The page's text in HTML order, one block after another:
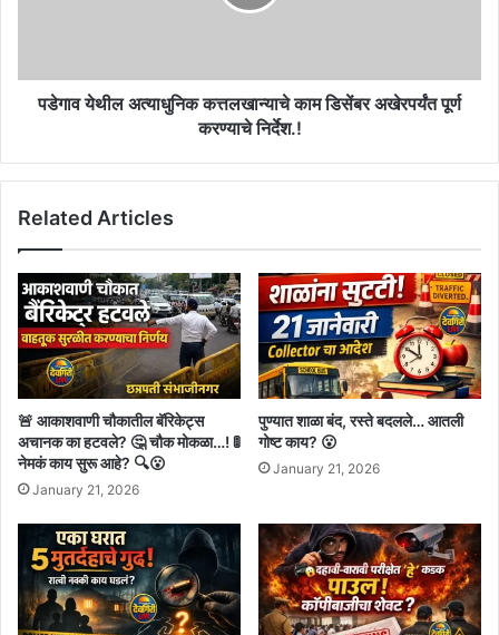
करण्याचे
निर्देश.!पडेगाव येथील अत्याधुनिक कत्तलखान्याचे काम डिसेंबर अखेरपर्यंत पूर्ण
करण्याचे निर्देश.!
Related Articles
🚨 आकाशवाणी चौकातील बॅरिकेट्स
अचानक का हटवले? 🤔 चौक मोकळा…! 🚦
नेमकं काय सुरू आहे? 🔍😮
January 21, 2026
पुण्यात शाळा बंद, रस्ते बदलले… आतली
गोष्ट काय? 😮
January 21, 2026